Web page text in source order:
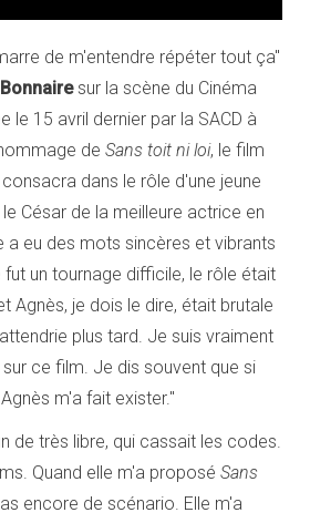
de m'entendre répéter tout ça"
sur la scène du Cinéma
le 15 avril dernier par la SACD à
de Sans toit ni loi, le film
dans le rôle d'une jeune
César de la meilleure actrice en
a eu des mots sincères et vibrants
fut un tournage difficile, le rôle était
Agnès, je dois le dire, était brutale
plus tard. Je suis vraiment
ce film. Je dis souvent que si
m'a fait exister."
de très libre, qui cassait les codes.
Quand elle m'a proposé Sans
encore de scénario. Elle m'a